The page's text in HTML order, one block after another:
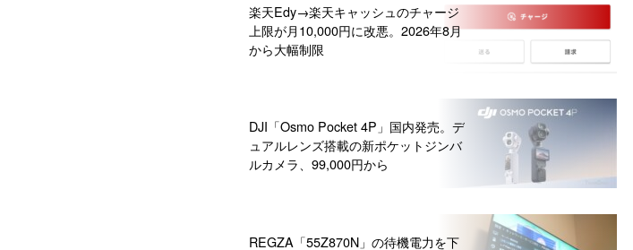
楽天Edy→楽天キャッシュのチャージ
上限が月10,000円に改悪。2026年8月
から大幅制限
DJI「Osmo Pocket 4P」国内発売。デ
ュアルレンズ搭載の新ポケットジンバ
ルカメラ、99,000円から
REGZA「55Z870N」の待機電力を下